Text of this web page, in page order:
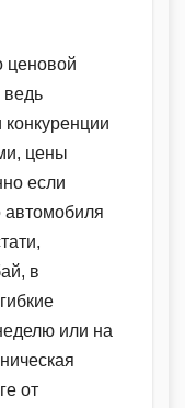
ценовой
ведь
конкуренции
цены
если
автомобиля
в
или на
от